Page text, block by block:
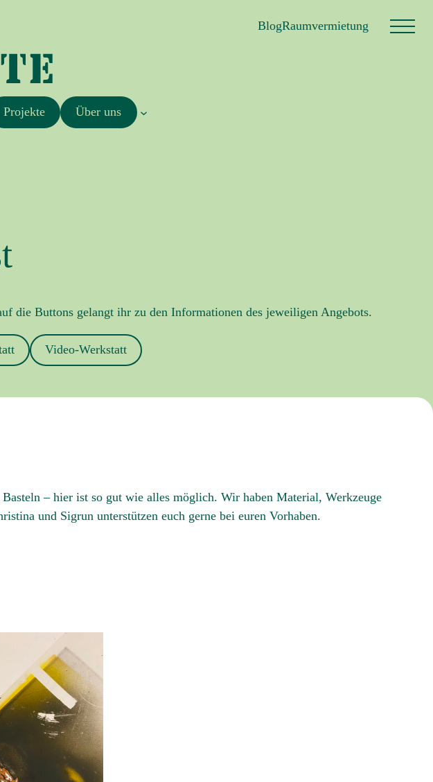
BlogRaumvermietung
Projekte Über uns
Buttons gelangt ihr zu den Informationen des jeweiligen Angebots.
Video-Werkstatt
– hier ist so gut wie alles möglich. Wir haben Material, Werkzeuge
und Sigrun unterstützen euch gerne bei euren Vorhaben.